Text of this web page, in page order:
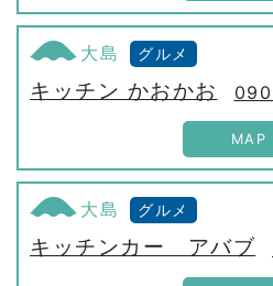
大島 グルメ
キッチン かおかお
MAP
大島 グルメ
キッチンカー アバブ